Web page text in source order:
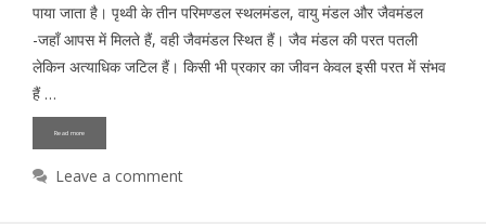
पाया जाता है। पृथ्वी के तीन परिमण्डल स्थलमंडल, वायु मंडल और जैवमंडल
-जहॉं आपस में मिलते हैं, वही जैवमंडल स्थित हैं। जैव मंडल की परत पतली
लेकिन अत्याधिक जटिल हैं। किसी भी प्रकार का जीवन केवल इसी परत में संभव
हैं …
Read more
Leave a comment